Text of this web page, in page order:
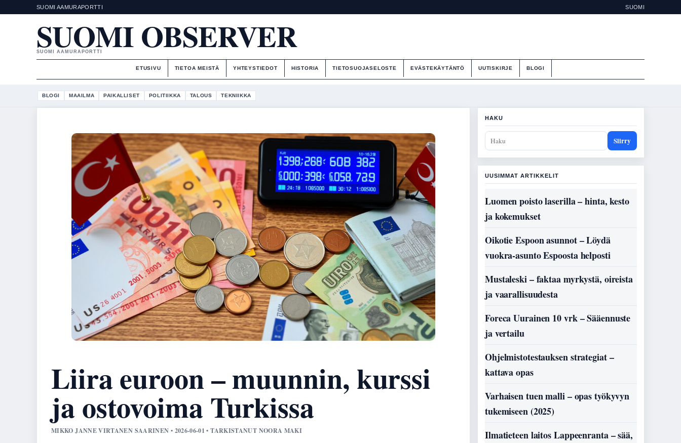
SUOMI AAMURAPORTTI SUOMI
SUOMI OBSERVER
SUOMI AAMURAPORTTI
ETUSIVU TIETOA MEISTÄ YHTEYSTIEDOT HISTORIA TIETOSUOJASELOSTE EVÄSTEKÄYTÄNTÖ UUTISKIRJE BLOGI
BLOGI MAAILMA PAIKALLISET POLITIIKKA TALOUS TEKNIIKKA
Liira euroon – muunnin, kurssi
ja ostovoima Turkissa
MIKKO JANNE VIRTANEN SAARINEN • 2026-06-01 • TARKISTANUT NOORA MAKI
HAKU
Siirry
UUSIMMAT ARTIKKELIT
Luomen poisto laserilla – hinta, kesto
ja kokemukset
Oikotie Espoon asunnot – Löydä
vuokra-asunto Espoosta helposti
Mustaleski – faktaa myrkystä, oireista
ja vaarallisuudesta
Foreca Uurainen 10 vrk – Sääennuste
ja vertailu
Ohjelmistotestauksen strategiat –
kattava opas
Varhaisen tuen malli – opas työkyvyn
tukemiseen (2025)
Ilmatieteen laitos Lappeenranta – sää,